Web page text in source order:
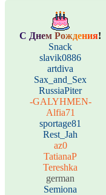
С Днем Рождения!
Snack
slavik0886
artdiva
Sax_and_Sex
RussiaPiter
-GALYHMEN-
Alfia71
sportage81
Rest_Jah
az0
TatianaP
Tereshka
german
Semiona